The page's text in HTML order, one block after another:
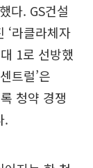
다. GS건설
‘라클라체자
1로 선방했
트럴’은
청약 경쟁
.